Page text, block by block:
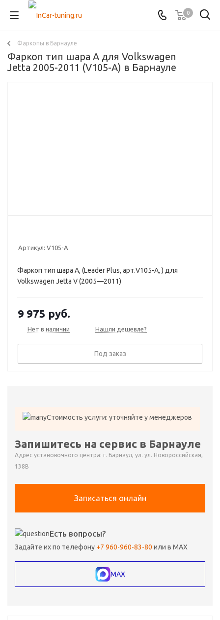
0
Фаркопы в Барнауле
Фаркоп тип шара A для Volkswagen
Jetta 2005-2011 (V105-A) в Барнауле
Артикул: V105-A
Фаркоп тип шара A, (Leader Plus, арт.V105-A, ) для
Volkswagen Jetta V (2005—2011)
9 975 руб.
Нет в наличии Нашли дешевле?
Под заказ
Стоимость услуги: уточняйте у менеджеров
Запишитесь на сервис в Барнауле
Адрес установочного центра: г. Барнаул, ул. ул. Новороссийская,
138В
Записаться онлайн
Есть вопросы?
Задайте их по телефону +7 960-960-83-80 или в MAX
MAX